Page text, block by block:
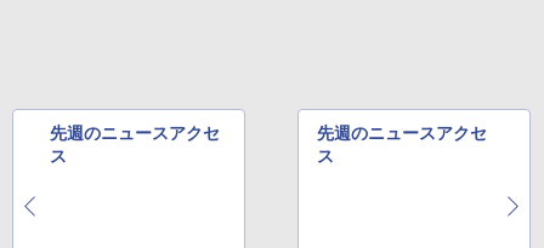
先週のニュースアクセ
ス
先週のニュースアクセ
ス